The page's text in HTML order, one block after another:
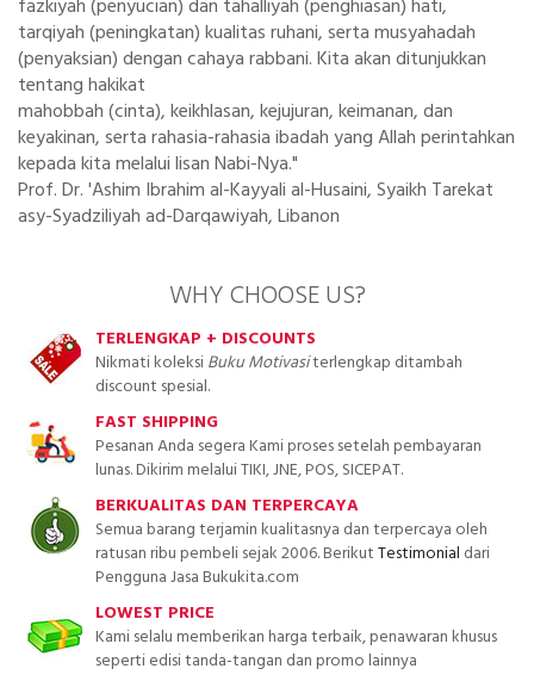
fazkiyah (penyucian) dan tahalliyah (penghiasan) hati,
tarqiyah (peningkatan) kualitas ruhani, serta musyahadah
(penyaksian) dengan cahaya rabbani. Kita akan ditunjukkan
tentang hakikat
mahobbah (cinta), keikhlasan, kejujuran, keimanan, dan
keyakinan, serta rahasia-rahasia ibadah yang Allah perintahkan
kepada kita melalui lisan Nabi-Nya."
Prof. Dr. 'Ashim Ibrahim al-Kayyali al-Husaini, Syaikh Tarekat
asy-Syadziliyah ad-Darqawiyah, Libanon
WHY CHOOSE US?
TERLENGKAP + DISCOUNTS
Nikmati koleksiBuku Motivasiterlengkap ditambah
discount spesial.
FAST SHIPPING
Pesanan Anda segera Kami proses setelah pembayaran
lunas. Dikirim melalui TIKI, JNE, POS, SICEPAT.
BERKUALITAS DAN TERPERCAYA
Semua barang terjamin kualitasnya dan terpercaya oleh
ratusan ribu pembeli sejak 2006. BerikutTestimonial dari
Pengguna Jasa Bukukita.com
LOWEST PRICE
Kami selalu memberikan harga terbaik, penawaran khusus
seperti edisi tanda-tangan dan promo lainnya